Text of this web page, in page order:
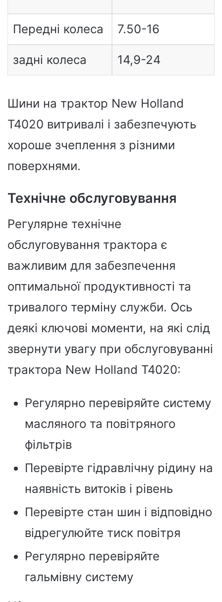
Передні колеса 7.50-16
задні колеса 14,9-24
Шини на трактор New Holland
T4020 витривалі і забезпечують
хороше зчеплення з різними
поверхнями.
Технічне обслуговування
Регулярне технічне
обслуговування трактора є
важливим для забезпечення
оптимальної продуктивності та
тривалого терміну служби. Ось
деякі ключові моменти, на які слід
звернути увагу при обслуговуванні
трактора New Holland T4020:
Регулярно перевіряйте систему
масляного та повітряного
фільтрів
Перевірте гідравлічну рідину на
наявність витоків і рівень
Перевірте стан шин і відповідно
відрегулюйте тиск повітря
Регулярно перевіряйте
гальмівну систему